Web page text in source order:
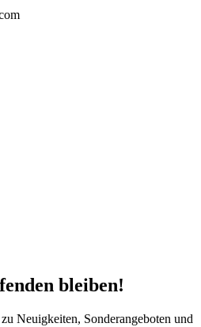
bleiben!
Neuigkeiten, Sonderangeboten und